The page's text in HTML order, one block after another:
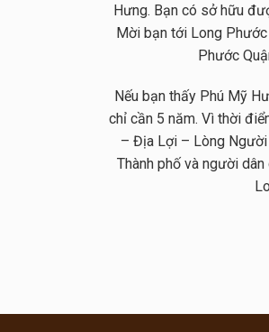
Hưng. Bạn có sở hữu
Mời bạn tới Long
Phước
Nếu bạn thấy Phú Mỹ
chỉ cần 5 năm. Vì thời
– Địa Lợi – Lòng Người
Thành phố và người